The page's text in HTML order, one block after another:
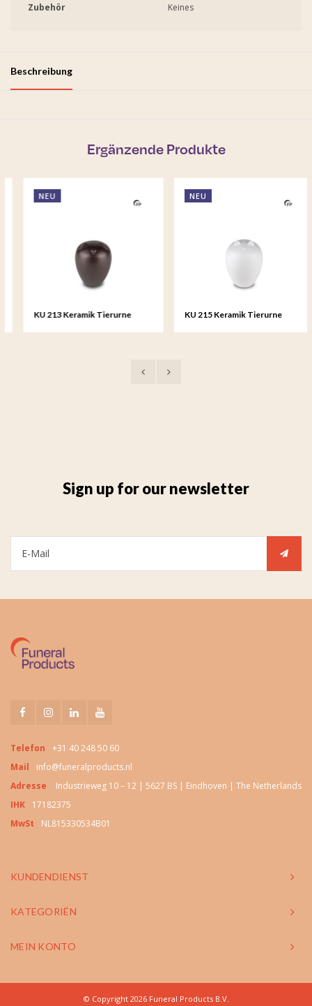
Zubehör
Keines
Beschreibung
Ergänzende Produkte
NEU
KU 213 Keramik Tierurne
NEU
KU 215 Keramik Tierurne
Sign up for our newsletter
Telefon
+31 40 248 50 60
Mail
info@funeralproducts.nl
Adresse
Industrieweg 10 – 12 | 5627 BS | Eindhoven | The Netherlands
IHK
17182375
MwSt
NL815330534B01
KUNDENDIENST
KATEGORIËN
MEIN KONTO
© Copyright 2026 Funeral Products B.V.